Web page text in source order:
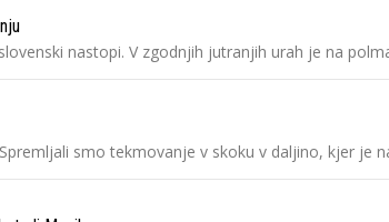
nastopi. V zgodnjih jutranjih urah je na
smo tekmovanje v skoku v daljino, kjer je